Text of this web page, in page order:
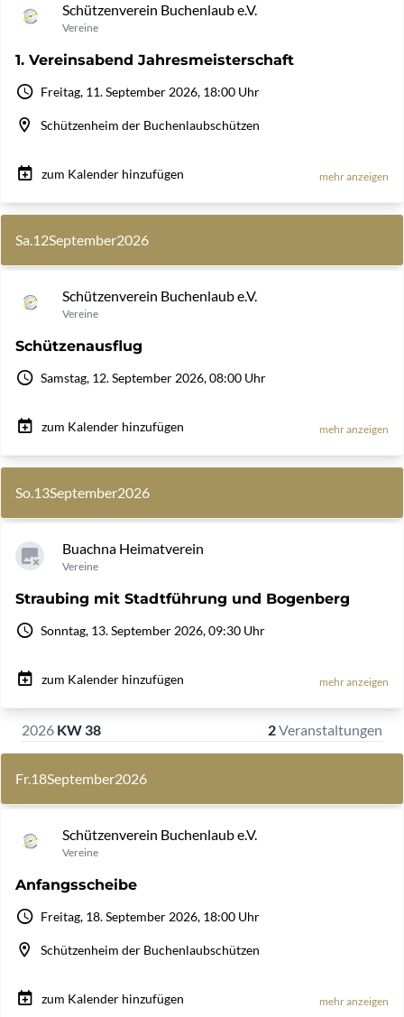
Schützenverein Buchenlaub e.V.
Vereine
1. Vereinsabend Jahresmeisterschaft
Freitag, 11. September 2026, 18:00 Uhr
Schützenheim der Buchenlaubschützen
zum Kalender hinzufügen mehr anzeigen
Sa.12September2026
Schützenverein Buchenlaub e.V.
Vereine
Schützenausflug
Samstag, 12. September 2026, 08:00 Uhr
zum Kalender hinzufügen mehr anzeigen
So.13September2026
Buachna Heimatverein
Vereine
Straubing mit Stadtführung und Bogenberg
Sonntag, 13. September 2026, 09:30 Uhr
zum Kalender hinzufügen mehr anzeigen
2026 KW 38 2Veranstaltungen
Fr.18September2026
Schützenverein Buchenlaub e.V.
Vereine
Anfangsscheibe
Freitag, 18. September 2026, 18:00 Uhr
Schützenheim der Buchenlaubschützen
zum Kalender hinzufügen mehr anzeigen